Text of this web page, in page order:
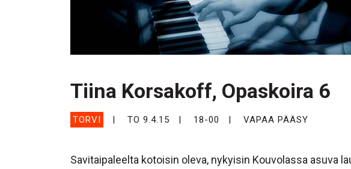
Tiina Korsakoff, Opaskoira 6
TORVI TO 9.4.15 18-00 VAPAA PÄÄSY
Savitaipaleelta kotoisin oleva, nykyisin Kouvolassa asuva